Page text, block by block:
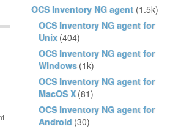
OCS Inventory NG agent (1.5k)
OCS Inventory NG agent for
Unix (404)
OCS Inventory NG agent for
Windows (1k)
OCS Inventory NG agent for
MacOS X (81)
OCS Inventory NG agent for
Android (30)